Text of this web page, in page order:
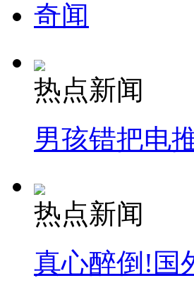
奇闻
热点新闻
男孩错把电
热点新闻
真心醉倒!国